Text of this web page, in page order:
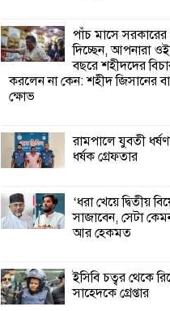
দিচ্ছেন, আপনারা
বছরে শহীদদের
করলেন না কেন: শহীদ জিসানের
ক্ষোভ
মরদেহ অবশেষে
ইছামতী নদীতে
শ্রীউলা ইউনিয়ন
২নং ওয়ার্ডের
কর্মী সম্মেলন
শ্যামনগরে জলবায়ু
সহনশীল জনগোষ্ঠী
প্রকল্পের
পাঁচ মাসে
দিচ্ছেন, আপনারা
বছরে শহীদদের
করলেন না কেন: শহীদ জিসানের
ক্ষোভ
রামপালে যুবতী
ধর্ষক গ্রেফতার
‘ধরা খেয়ে দ্বিতীয়
সাজাবেন, সেটা
আর হেকমত
ইসিবি চত্বর থেকে
সাহেদকে গ্রেপ্তার